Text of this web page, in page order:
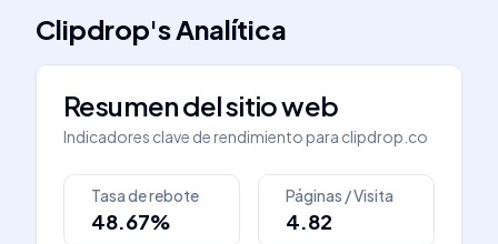
Clipdrop'sAnalítica
Resumen del sitio web
Indicadores clave de rendimiento para clipdrop.co
Tasa de rebote
48.67%
Páginas / Visita
4.82